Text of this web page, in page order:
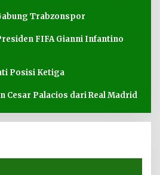
Trabzonspor
FIFA Gianni Infantino
Posisi Ketiga
Cesar Palacios dari Real Madrid